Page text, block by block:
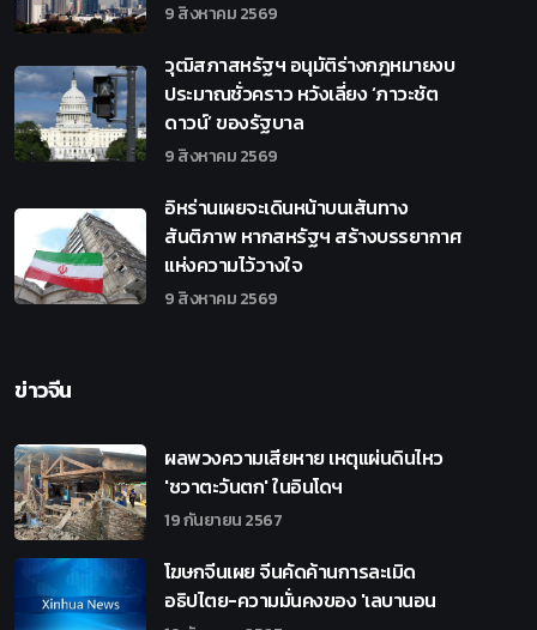
9 สิงหาคม 2569
วุฒิสภาสหรัฐฯ อนุมัติร่างกฎหมายงบ
ประมาณชั่วคราว หวังเลี่ยง ‘ภาวะชัต
ดาวน์’ ของรัฐบาล
9 สิงหาคม 2569
อิหร่านเผยจะเดินหน้าบนเส้นทาง
สันติภาพ หากสหรัฐฯ สร้างบรรยากาศ
แห่งความไว้วางใจ
9 สิงหาคม 2569
ข่าวจีน
ผลพวงความเสียหาย เหตุแผ่นดินไหว
'ชวาตะวันตก' ในอินโดฯ
19 กันยายน 2567
โฆษกจีนเผย จีนคัดค้านการละเมิด
อธิปไตย-ความมั่นคงของ 'เลบานอน